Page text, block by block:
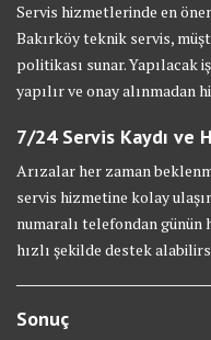
Servis hizmetlerinde en
Bakırköy teknik servis,
politikası sunar. Yapılacak
yapılır ve onay alınmadan
7/24 Servis Kaydı ve
Arızalar her zaman
servis hizmetine kolay
numaralı telefondan günün
hızlı şekilde destek
Sonuç